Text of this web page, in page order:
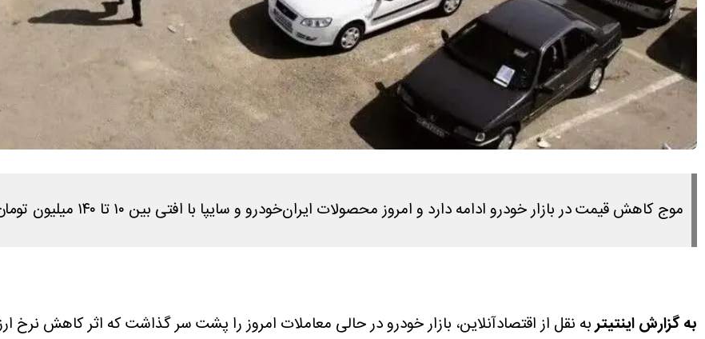
موج کاهش قیمت در بازار خودرو ادامه دارد و امروز محصولات ایران‌خودرو و سایپا با افتی بین ۱۰ تا ۱۴۰ میلیون تومان معامله شدند
به گزارش اینتیتربه نقل از اقتصادآنلاین، بازار خودرو در حالی معاملات امروز را پشت سر گذاشت که اثر کاهش